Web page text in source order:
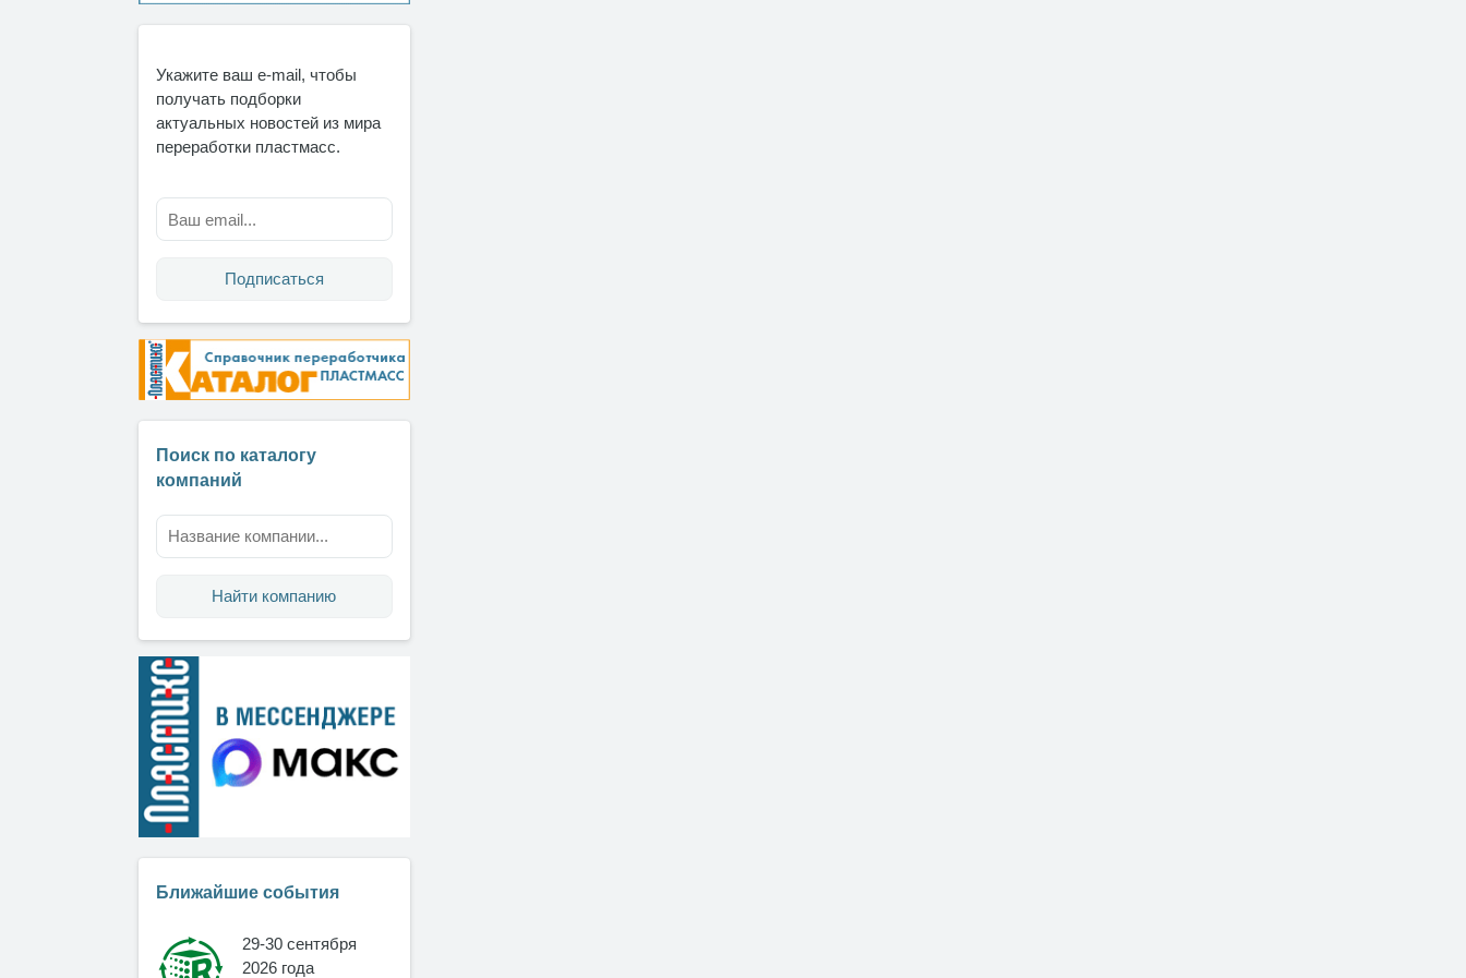
Ближайшие события
29-30 сентября
2026 года
Поиск по каталогу
компаний
Найти компанию
Укажите ваш e-mail, чтобы
получать подборки
актуальных новостей из мира
переработки пластмасс.
Подписаться